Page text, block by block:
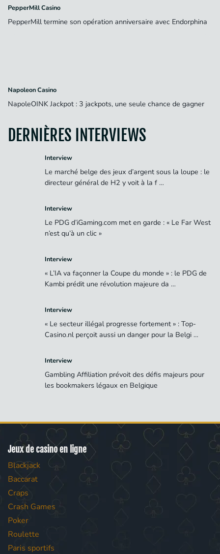
PepperMill Casino
PepperMill termine son opération anniversaire avec Endorphina
Napoleon Casino
NapoleOINK Jackpot : 3 jackpots, une seule chance de gagner
DERNIÈRES INTERVIEWS
Interview
Le marché belge des jeux d’argent sous la loupe : le
directeur général de H2 y voit à la f …
Interview
Le PDG d’iGaming.com met en garde : « Le Far West
n’est qu’à un clic »
Interview
« L’IA va façonner la Coupe du monde » : le PDG de
Kambi prédit une révolution majeure da …
Interview
« Le secteur illégal progresse fortement » : Top-
Casino.nl perçoit aussi un danger pour la Belgi …
Interview
Gambling Affiliation prévoit des défis majeurs pour
les bookmakers légaux en Belgique
Jeux de casino en ligne
Blackjack
Baccarat
Craps
Crash Games
Poker
Roulette
Paris sportifs